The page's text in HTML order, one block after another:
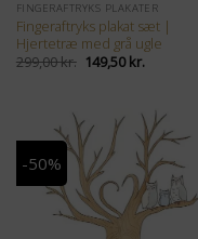
FINGERAFTRYKS PLAKATER
Fingeraftryks plakat sæt |
Hjertetræ med grå ugle
299,00kr. Den
oprindelige
299,00 kr..
149,50kr.Den
aktuelle
149,50 kr..
-50%